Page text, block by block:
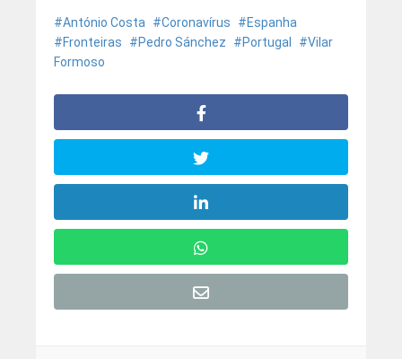
António Costa Coronavírus
Espanha
Fronteiras
Pedro Sánchez Portugal
Vilar
Formoso